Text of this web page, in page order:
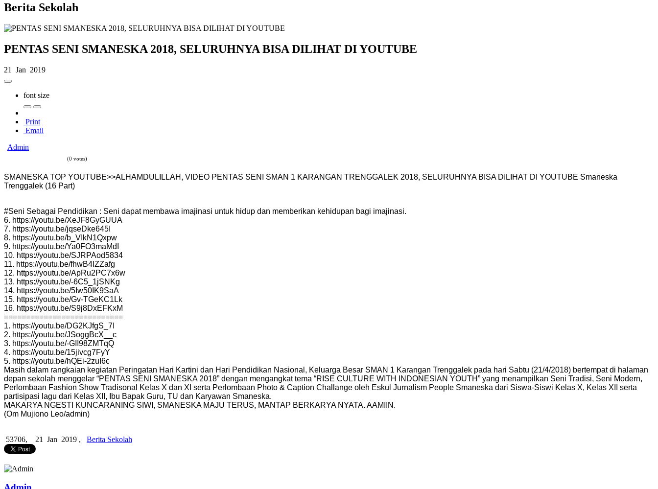
Berita Sekolah
PENTAS SENI SMANESKA 2018, SELURUHNYA BISA DILIHAT DI YOUTUBE
21 Jan 2019
font size
Print
Email
Admin
(0 votes)
SMANESKA TOP YOUTUBE>>ALHAMDULILLAH, VIDEO PENTAS SENI SMAN 1 KARANGAN TRENGGALEK 2018, SELURUHNYA BISA DILIHAT DI YOUTUBE Smaneska
Trenggalek (16 Part)
#Seni Sebagai Pendidikan : Seni dapat membawa imajinasi untuk hidup dan memberikan kehidupan bagi imajinasi.
6. https://youtu.be/XeJF8GyGUUA
7. https://youtu.be/jqseDke645I
8. https://youtu.be/b_VIkN1Qxpw
9. https://youtu.be/Ya0FO3maMdI
10. https://youtu.be/SJRPAod5834
11. https://youtu.be/fhwB4IZZafg
12. https://youtu.be/ApRu2PC7x6w
13. https://youtu.be/-6C5_1jSNKg
14. https://youtu.be/5Iw50IK9SaA
15. https://youtu.be/Gv-TGeKC1Lk
16. https://youtu.be/S9j8DxEFKxM
===========================
1. https://youtu.be/DG2KJfgS_7I
2. https://youtu.be/JSoggBcX__c
3. https://youtu.be/-GII98ZMTqQ
4. https://youtu.be/15jivcg7FyY
5. https://youtu.be/hQEi-2zuI6c
Masih dalam rangkaian kegiatan Peringatan Hari Kartini dan Hari Pendidikan Nasional, Keluarga Besar SMAN 1 Karangan Trenggalek pada hari Sabtu (21/4/2018) bertempat di halaman
depan sekolah menggelar “PENTAS SENI SMANESKA 2018” dengan mengangkat tema “RISE CULTURE WITH INDONESIAN YOUTH” yang menampilkan Seni Tradisi, Seni Modern,
Perlombaan Fashion Show Tradisonal Kelas X dan XI serta Perlombaan Photo & Caption Challange oleh Eskul Jurnalism People Smaneska dari Siswa-Siswi Kelas X, Kelas XII serta
partisipasi lagu dari Kelas XII, Ibu Bapak Guru, TU dan Karyawan Smaneska.
MAKARYA NGESTI KUNCARANING SIWI, SMANESKA MAJU TERUS, MANTAP BERKARYA NYATA. AAMIIN.
(Om Mujiono Leo/admin)
53706, 21 Jan 2019 , Berita Sekolah